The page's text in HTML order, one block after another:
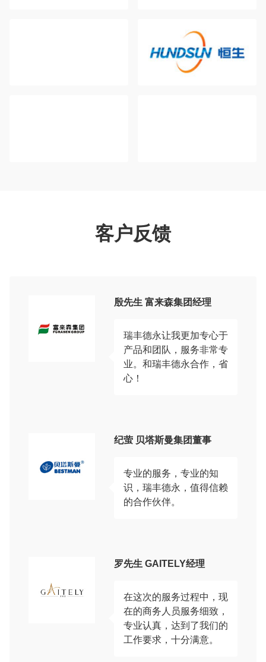
客户反馈
殷先生 富来森集团经理
瑞丰德永让我更加专心于
产品和团队，服务非常专
业。和瑞丰德永合作，省
心！
纪萤 贝塔斯曼集团董事
专业的服务，专业的知
识，瑞丰德永，值得信赖
的合作伙伴。
罗先生 GAITELY经理
在这次的服务过程中，现
在的商务人员服务细致，
专业认真，达到了我们的
工作要求，十分满意。